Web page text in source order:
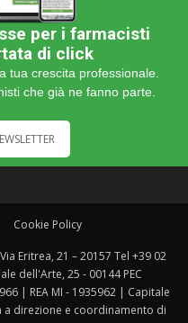
per i farmacisti
di click
tua crescita professionale.
che già ne fanno parte.
Cookie Policy
Eritrea, 21 – 20157 Tel +39 02
dell'Arte, 25 - 00144 PEC
| REA MI - 1935962 | Capitale
a direzione e coordinamento di